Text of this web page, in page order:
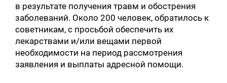
в результате получения травм и обострения
заболеваний. Около 200 человек, обратилось к
советникам, с просьбой обеспечить их
лекарствами и/или вещами первой
необходимости на период рассмотрения
заявления и выплаты адресной помощи.